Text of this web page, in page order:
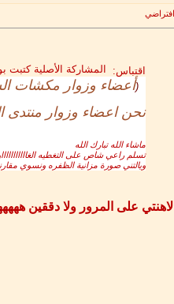
اقتباس:
المشاركة الأصلية
(أعضاء وزوار مكشات
نحن اعضاء وزوار
ماشاء الله تبارك الله
تسلم راعي شاص على التغطيه
ويالتني صورة مزانية الظفره ونسوي
لاهنتي على المرور ولا دققين